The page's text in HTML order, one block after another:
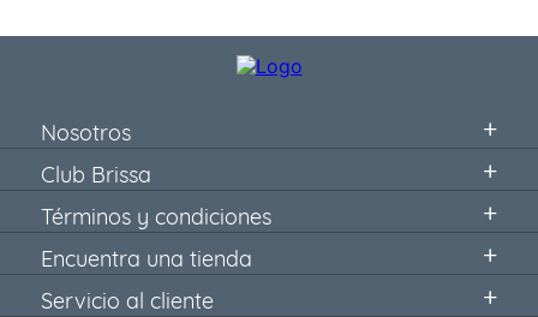
Nosotros
Club Brissa
Términos y condiciones
Encuentra una tienda
Servicio al cliente